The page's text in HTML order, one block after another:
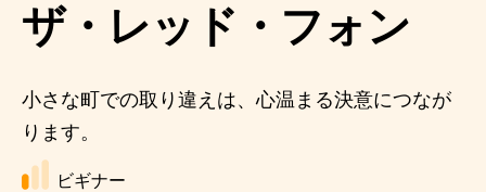
ザ・レッド・フォン
小さな町での取り違えは、心温まる決意につなが
ります。
ビギナー